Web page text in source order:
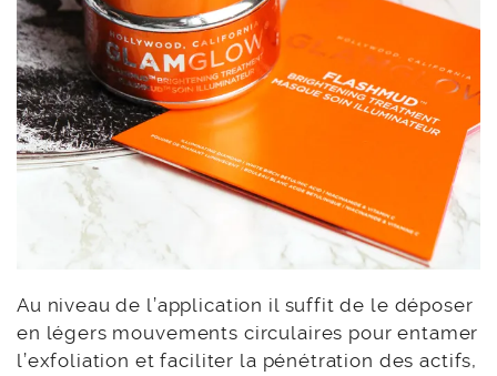
Au niveau de l’application il suffit de le déposer
en légers mouvements circulaires pour entamer
l’exfoliation et faciliter la pénétration des actifs,